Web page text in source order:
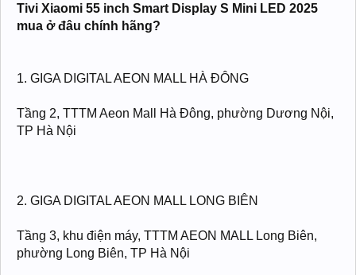
Tivi Xiaomi 55 inch Smart Display S Mini LED 2025
mua ở đâu chính hãng?
1. GIGA DIGITAL AEON MALL HÀ ĐÔNG
Tầng 2, TTTM Aeon Mall Hà Đông, phường Dương Nội,
TP Hà Nội
2. GIGA DIGITAL AEON MALL LONG BIÊN
Tầng 3, khu điện máy, TTTM AEON MALL Long Biên,
phường Long Biên, TP Hà Nội